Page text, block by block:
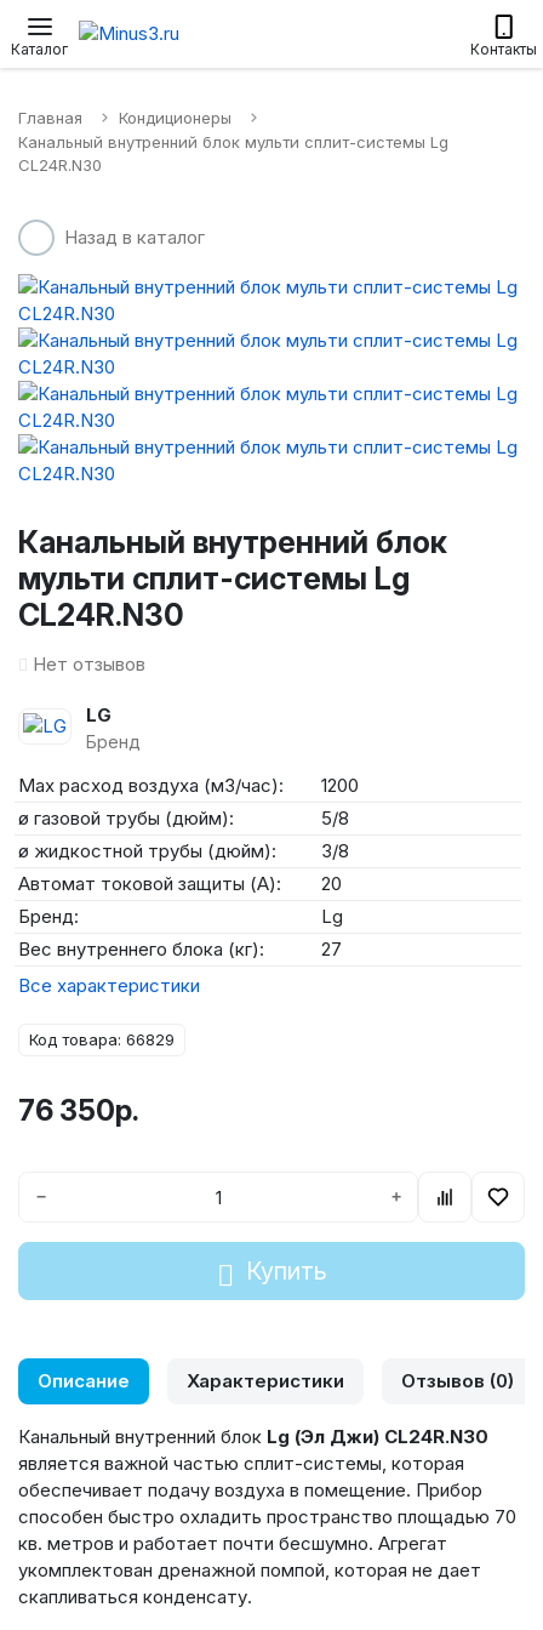
Каталог Контакты
Настенные сплит-системы
Главная
Кондиционеры
Канальный внутренний блок мульти сплит-системы Lg
CL24R.N30
Назад в каталог
Канальный внутренний блок
мульти сплит-системы Lg
CL24R.N30
Нет отзывов
LG
Бренд
Max расход воздуха (м3/час):
1200
ø газовой трубы (дюйм):
5/8
ø жидкостной трубы (дюйм):
3/8
Автомат токовой защиты (А):
20
Бренд:
Lg
Вес внутреннего блока (кг):
27
Все характеристики
Код товара: 66829
76 350р.
− +
Купить
Описание Характеристики Отзывов (0)
Канальный внутренний блок Lg (Эл Джи) CL24R.N30
является важной частью сплит-системы, которая
обеспечивает подачу воздуха в помещение. Прибор
способен быстро охладить пространство площадью 70
кв. метров и работает почти бесшумно. Агрегат
укомплектован дренажной помпой, которая не дает
скапливаться конденсату.